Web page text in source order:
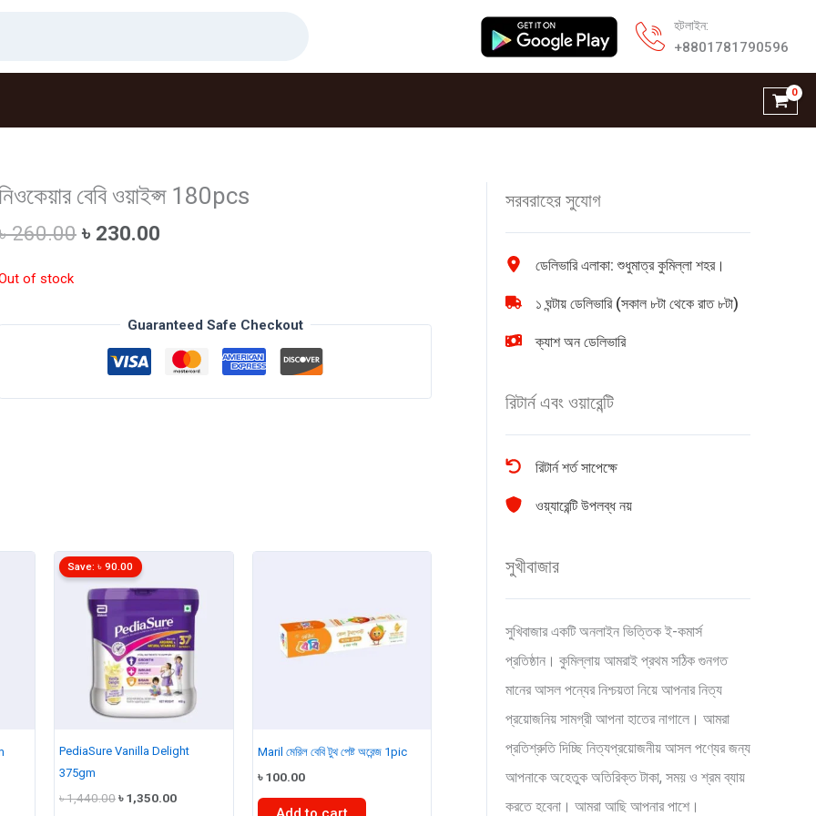
হটলাইন:
+8801781790596
বেবি ওয়াইপ্স 180pcs
260.00 Original
৳ 230.00
of stock
Guaranteed Safe Checkout
PediaSure Vanilla Delight
375gm
৳1,440.00Original
৳1,350.00Current
Save:৳90.00
Maril মেরিল বেবি টুথ পেষ্ট অরেন্জ 1pic
৳100.00
সরবরাহের সুযোগ
ডেলিভারি এলাকা: শুধুমাত্র কুমিল্লা শহর।
১ ঘন্টায় ডেলিভারি (সকাল ৮টা থেকে রাত ৮টা)
ক্যাশ অন ডেলিভারি
রিটার্ন এবং ওয়ারেন্টি
রিটার্ন শর্ত সাপেক্ষে
ওয়্যারেন্টি উপলব্ধ নয়
সুখীবাজার
সুখিবাজার একটি অনলাইন ভিত্তিক ই-কমার্স
প্রতিষ্ঠান। কুমিল্লায় আমরাই প্রথম সঠিক গুনগত
মানের আসল পন্যের নিশ্চয়তা নিয়ে আপনার নিত্য
প্রয়োজনিয় সামগ্রী আপনা হাতের নাগালে। আমরা
প্রতিশ্রুতি দিচ্ছি নিত্যপ্রয়োজনীয় আসল পণ্যের জন্য
আপনাকে অহেতুক অতিরিক্ত টাকা, সময় ও শ্রম ব্যায়
করতে হবেনা। আমরা আছি আপনার পাশে।